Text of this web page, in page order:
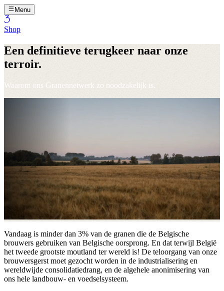
Menu
Shop
Een definitieve terugkeer naar onze
terroir.
Waarom ons Granennetwerk zo noodzakelijk is.
Vandaag is minder dan 3% van de granen die de Belgische
brouwers gebruiken van Belgische oorsprong. En dat terwijl België
het tweede grootste moutland ter wereld is! De teloorgang van onze
brouwersgerst moet gezocht worden in de industrialisering en
wereldwijde consolidatiedrang, en de algehele anonimisering van
ons hele landbouw- en voedselsysteem.